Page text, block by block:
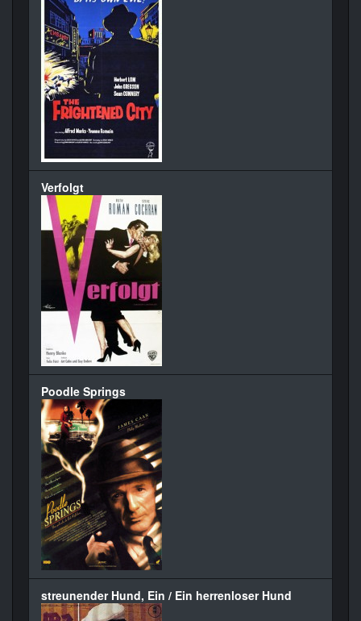
Verfolgt
Poodle Springs
streunender Hund, Ein / Ein herrenloser Hund